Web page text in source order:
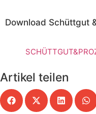
Download Schüttgut
Artikel teilen